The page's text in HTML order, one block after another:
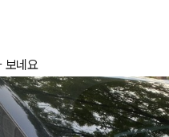
보네요